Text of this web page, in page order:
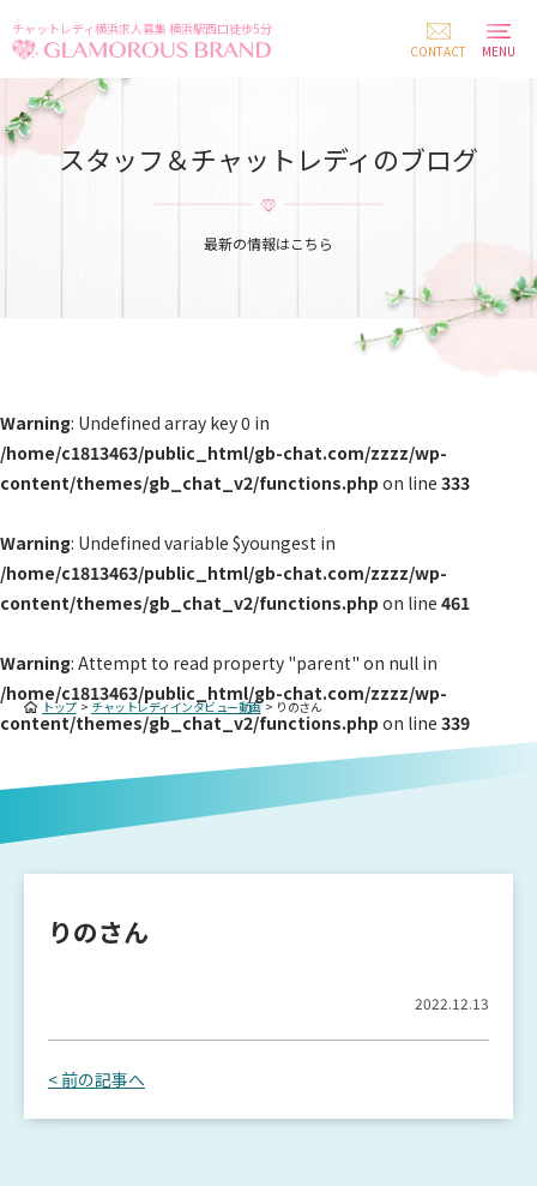
チャットレディ横浜求人募集 横浜駅西口徒歩5分
CONTACT
MENU
スタッフ＆チャットレディのブログ
最新の情報はこちら
Warning: Undefined array key 0 in
/home/c1813463/public_html/gb-chat.com/zzzz/wp-
content/themes/gb_chat_v2/functions.php on line 333
Warning: Undefined variable $youngest in
/home/c1813463/public_html/gb-chat.com/zzzz/wp-
content/themes/gb_chat_v2/functions.php on line 461
Warning: Attempt to read property "parent" on null in
/home/c1813463/public_html/gb-chat.com/zzzz/wp-
content/themes/gb_chat_v2/functions.php on line 339
トップ> チャットレディインタビュー動画> りのさん
りのさん
2022.12.13
< 前の記事へ